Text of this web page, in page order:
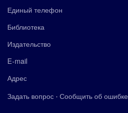
Единый телефон
Библиотека
Издательство
E-mail
Адрес
Задать вопрос · Сообщить об ошибке